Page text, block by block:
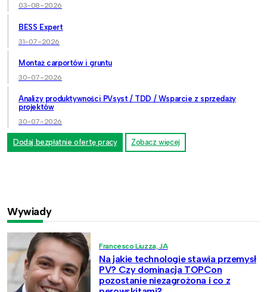
03-08-2026
BESS Expert
31-07-2026
Montaż carportów i gruntu
30-07-2026
Analizy produktywności PVsyst / TDD / Wsparcie z sprzedaży
projektów
30-07-2026
Dodaj bezpłatnie ofertę pracy Zobacz więcej
Wywiady
Francesco Liuzza, JA
Na jakie technologie stawia przemysł
PV? Czy dominacja TOPCon
pozostanie niezagrożona i co z